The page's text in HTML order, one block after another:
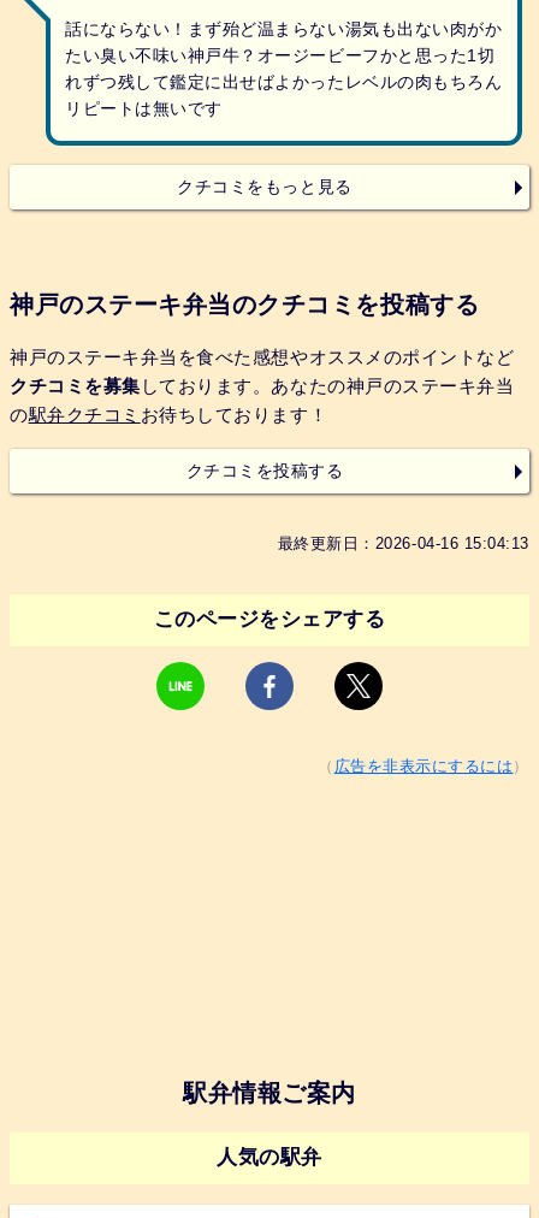
話にならない！まず殆ど温まらない湯気も出ない肉がか
たい臭い不味い神戸牛？オージービーフかと思った1切
れずつ残して鑑定に出せばよかったレベルの肉もちろん
リピートは無いです
クチコミをもっと見る
神戸のステーキ弁当のクチコミを投稿する
神戸のステーキ弁当を食べた感想やオススメのポイントなど
クチコミを募集 しております。あなたの神戸のステーキ弁当
の駅弁クチコミ お待ちしております！
クチコミを投稿する
最終更新日：2026-04-16 15:04:13
このページをシェアする
（ 広告を非表示にするには ）
駅弁情報ご案内
人気の駅弁